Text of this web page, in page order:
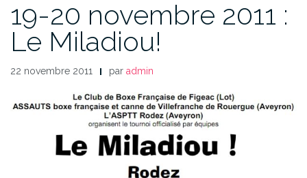
19-20 novembre 2011 :
Le Miladiou!
22 novembre 2011 par admin